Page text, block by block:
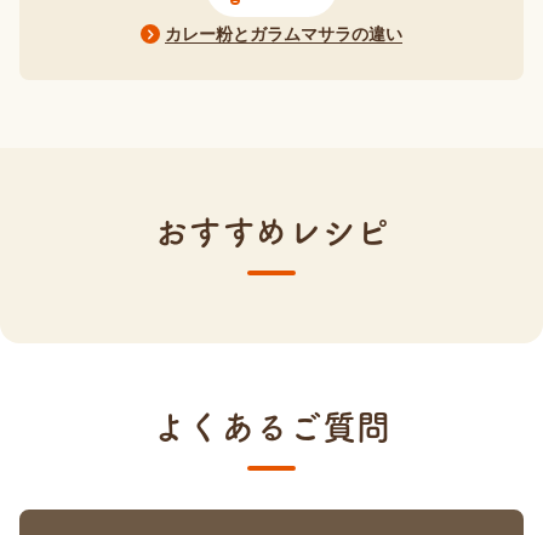
カレー粉とガラムマサラの違い
おすすめレシピ
よくあるご質問